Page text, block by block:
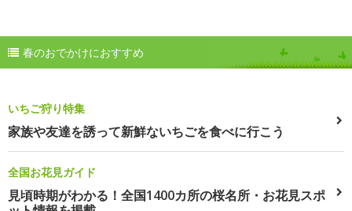
春のおでかけにおすすめ
いちご狩り特集
家族や友達を誘って新鮮ないちごを食べに行こう
全国お花見ガイド
見頃時期がわかる！全国1400カ所の桜名所・お花見スポ